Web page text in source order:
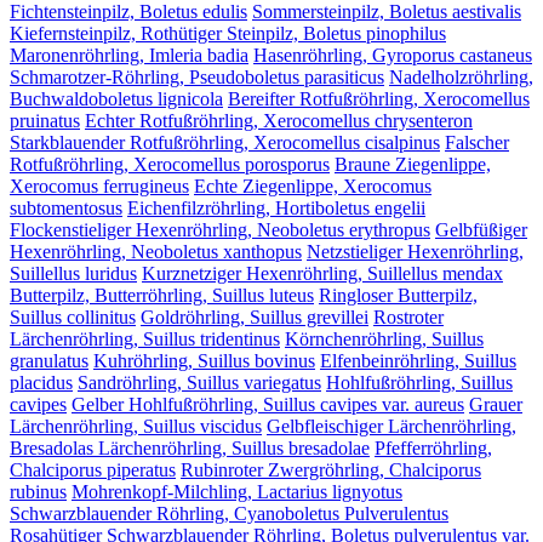
Fichtensteinpilz, Boletus edulis Sommersteinpilz, Boletus aestivalis
Kiefernsteinpilz, Rothütiger Steinpilz, Boletus pinophilus
Maronenröhrling, Imleria badia Hasenröhrling, Gyroporus castaneus
Schmarotzer-Röhrling, Pseudoboletus parasiticus Nadelholzröhrling,
Buchwaldoboletus lignicola Bereifter Rotfußröhrling, Xerocomellus
pruinatus Echter Rotfußröhrling, Xerocomellus chrysenteron
Starkblauender Rotfußröhrling, Xerocomellus cisalpinus Falscher
Rotfußröhrling, Xerocomellus porosporus Braune Ziegenlippe,
Xerocomus ferrugineus Echte Ziegenlippe, Xerocomus
subtomentosus Eichenfilzröhrling, Hortiboletus engelii
Flockenstieliger Hexenröhrling, Neoboletus erythropus Gelbfüßiger
Hexenröhrling, Neoboletus xanthopus Netzstieliger Hexenröhrling,
Suillellus luridus Kurznetziger Hexenröhrling, Suillellus mendax
Butterpilz, Butterröhrling, Suillus luteus Ringloser Butterpilz,
Suillus collinitus Goldröhrling, Suillus grevillei Rostroter
Lärchenröhrling, Suillus tridentinus Körnchenröhrling, Suillus
granulatus Kuhröhrling, Suillus bovinus Elfenbeinröhrling, Suillus
placidus Sandröhrling, Suillus variegatus Hohlfußröhrling, Suillus
cavipes Gelber Hohlfußröhrling, Suillus cavipes var. aureus Grauer
Lärchenröhrling, Suillus viscidus Gelbfleischiger Lärchenröhrling,
Bresadolas Lärchenröhrling, Suillus bresadolae Pfefferröhrling,
Chalciporus piperatus Rubinroter Zwergröhrling, Chalciporus
rubinus Mohrenkopf-Milchling, Lactarius lignyotus
Schwarzblauender Röhrling, Cyanoboletus Pulverulentus
Rosahütiger Schwarzblauender Röhrling, Boletus pulverulentus var.